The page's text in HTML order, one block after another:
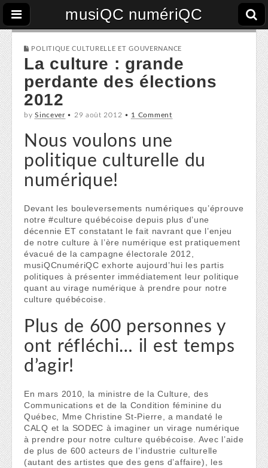
musiQC numériQC
POLITIQUE CULTURELLE ET GOUVERNANCE
La culture : grande
perdante des élections
2012
bySincever• 29 août 2012 • 1 Comment
Nous voulons une
politique culturelle du
numérique!
Devant les bouleversements numériques qu’éprouve
notre #culture québécoise depuis plus d’une
décennie ET constatant le fait navrant que l’enjeu
de notre culture à l’ère numérique est pratiquement
évacué de la campagne électorale 2012,
musiQCnumériQC exhorte aujourd’hui les partis
politiques à présenter immédiatement leur politique
quant au virage numérique à prendre pour notre
culture québécoise.
Plus de 600 personnes y
ont réfléchi… il est temps
d’agir!
En mars 2010, la ministre de la Culture, des
Communications et de la Condition féminine du
Québec, Mme Christine St-Pierre, a mandaté le
CALQ et la SODEC à imaginer un virage numérique
à prendre pour notre culture québécoise. Avec l’aide
de plus de 600 acteurs de l’industrie culturelle
(autant des artistes que des gens d’affaire), les